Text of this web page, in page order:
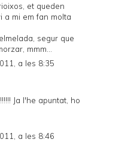
et queden
a mi em fan molta
segur que
mmm...
a les 8:35
Ja l'he apuntat, ho
a les 8:46